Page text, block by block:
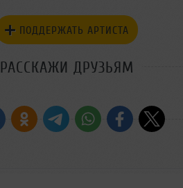
ПОДДЕРЖАТЬ АРТИСТА
РАССКАЖИ ДРУЗЬЯМ